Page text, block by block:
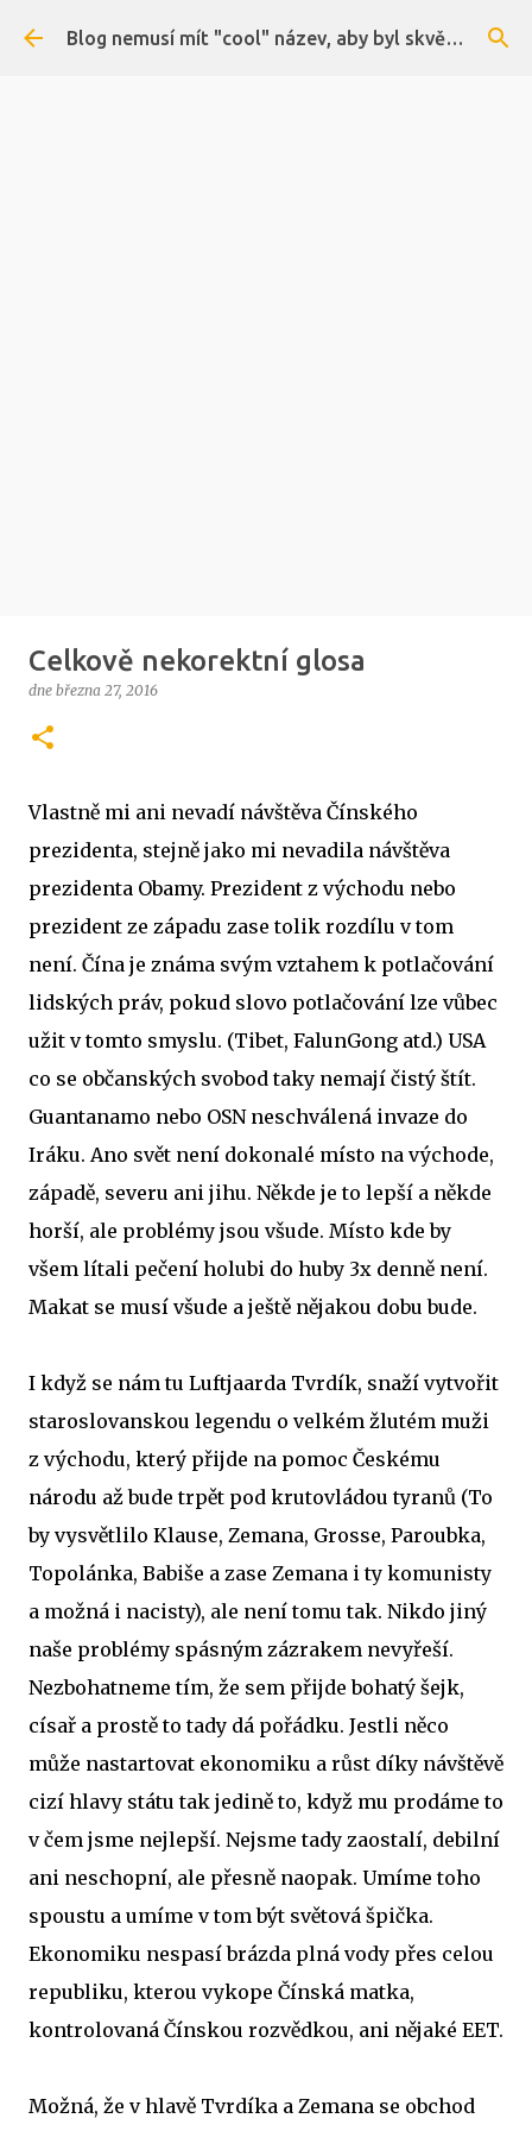
Přeskočit na hlavní obsah Blog nemusí mít "cool" název, aby byl skvělý. :)
Celkově nekorektní glosa
dne března 27, 2016
Vlastně mi ani nevadí návštěva Čínského
prezidenta, stejně jako mi nevadila návštěva
prezidenta Obamy. Prezident z východu nebo
prezident ze západu zase tolik rozdílu v tom
není. Čína je známa svým vztahem k potlačování
lidských práv, pokud slovo potlačování lze vůbec
užit v tomto smyslu. (Tibet, FalunGong atd.) USA
co se občanských svobod taky nemají čistý štít.
Guantanamo nebo OSN neschválená invaze do
Iráku. Ano svět není dokonalé místo na východe,
západě, severu ani jihu. Někde je to lepší a někde
horší, ale problémy jsou všude. Místo kde by
všem lítali pečení holubi do huby 3x denně není.
Makat se musí všude a ještě nějakou dobu bude.
I když se nám tu Luftjaarda Tvrdík, snaží vytvořit
staroslovanskou legendu o velkém žlutém muži
z východu, který přijde na pomoc Českému
národu až bude trpět pod krutovládou tyranů (To
by vysvětlilo Klause, Zemana, Grosse, Paroubka,
Topolánka, Babiše a zase Zemana i ty komunisty
a možná i nacisty), ale není tomu tak. Nikdo jiný
naše problémy spásným zázrakem nevyřeší.
Nezbohatneme tím, že sem přijde bohatý šejk,
císař a prostě to tady dá pořádku. Jestli něco
může nastartovat ekonomiku a růst díky návštěvě
cizí hlavy státu tak jedině to, když mu prodáme to
v čem jsme nejlepší. Nejsme tady zaostalí, debilní
ani neschopní, ale přesně naopak. Umíme toho
spoustu a umíme v tom být světová špička.
Ekonomiku nespasí brázda plná vody přes celou
republiku, kterou vykope Čínská matka,
kontrolovaná Čínskou rozvědkou, ani nějaké EET.
Možná, že v hlavě Tvrdíka a Zemana se obchod